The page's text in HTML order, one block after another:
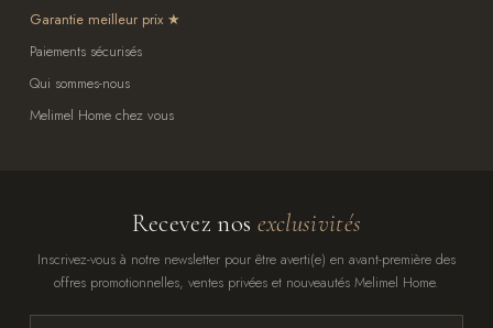
Garantie meilleur prix
Paiements sécurisés
Qui sommes-nous
Melimel Home chez vous
Recevez nos exclusivités
Inscrivez-vous à notre newsletter pour être averti(e) en avant-première des
offres promotionnelles, ventes privées et nouveautés Melimel Home.